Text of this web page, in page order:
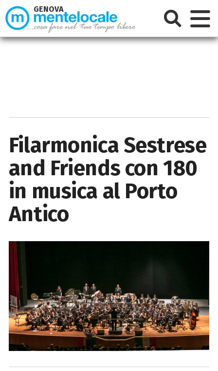
Filarmonica Sestrese
and Friends con 180
in musica al Porto
Antico
GENOVA